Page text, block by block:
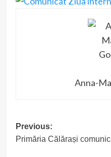
Anna-
Post
navigation
Previous:
Primăria Călărași